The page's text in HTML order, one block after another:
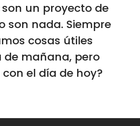
un proyecto de
son nada. Siempre
cosas útiles
de mañana, pero
el día de hoy?